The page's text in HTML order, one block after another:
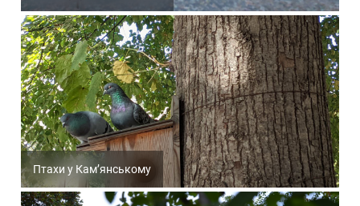
Птахи у Кам’янському